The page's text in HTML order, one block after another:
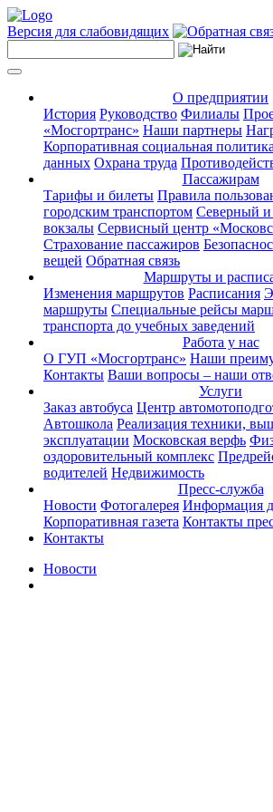
Версия для слабовидящих
О предприятии
История Руководство Филиалы
«Мосгортранс» Наши партнеры
Корпоративная социальная политика
данных Охрана труда
Пассажирам
Тарифы и билеты Правила
городским транспортом Северный
вокзалы Сервисный центр
Страхование пассажиров
вещей Обратная связь
Маршруты и
Изменения маршрутов Расписания
маршруты Специальные рейсы
транспорта до учебных заведений
Работа у нас
О ГУП «Мосгортранс» Наши
Контакты Ваши вопросы – наши
Услуги
Заказ автобуса Центр
Автошкола Реализация техники,
эксплуатации Московская верфь
оздоровительный комплекс
водителей Недвижимость
Пресс-служба
Новости Фотогалерея Информация
Корпоративная газета Контакты
Контакты
Новости